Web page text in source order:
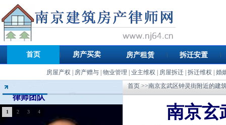
首页 房产买卖 房产租赁 拆迁安置
房屋产权 房产赠与| 物业管理 业主维权 房屋拆迁| 拆迁维权 婚
律师团队
1 2 3 4
首页 >>南京玄武区钟灵街附近的建
南京玄